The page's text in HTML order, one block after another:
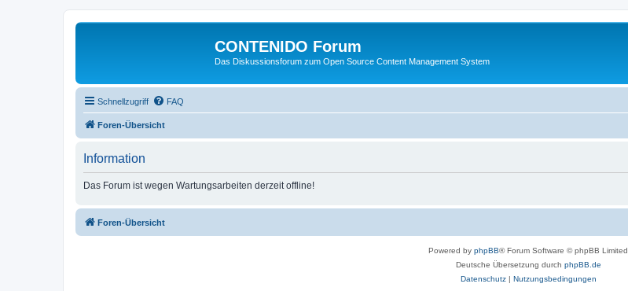
CONTENIDO Forum
Das Diskussionsforum zum Open Source Content Management System
Schnellzugriff FAQ
Foren-Übersicht
Information
Das Forum ist wegen Wartungsarbeiten derzeit offline!
Foren-Übersicht
Powered by phpBB® Forum Software © phpBB Limited
Deutsche Übersetzung durch phpBB.de
Datenschutz| Nutzungsbedingungen